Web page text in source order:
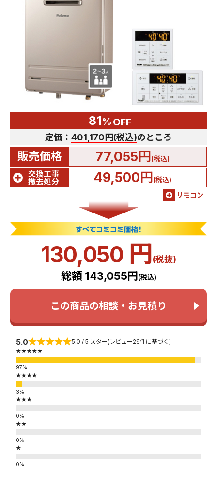
81% OFF
定価： 401,170円(税込)のところ
販売価格 77,055円(税込)
交換工事
撤去処分
49,500円(税込)
リモコン
130,050 円(税抜)
総額 143,055円 (税込)
この商品の相談・お見積り
5.0 5.0 / 5 スター(レビュー29件に基づく)
★★★★★
★★★★
★★★
★★
★